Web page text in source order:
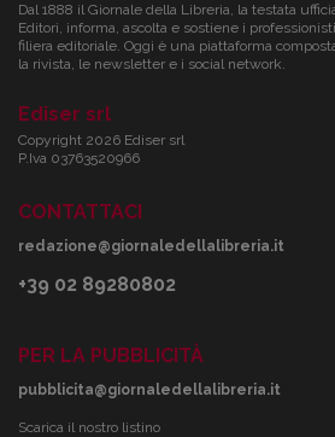
Dal 1888 il Giornale della Libreria, la testata
Editori, informa, ascolta e sostiene i
filiera editoriale. Oggi è una piattaforma
la rivista, le newsletter e i social network.
Ediser srl
Copyright 2026 Ediser srl
P.Iva 03763520966
CONTATTACI
redazione@giornaledellalibreria.it
+39 02 89280802
PER LA PUBBLICITÀ
pubblicita@giornaledellalibreria.it
Scarica il nostro listino